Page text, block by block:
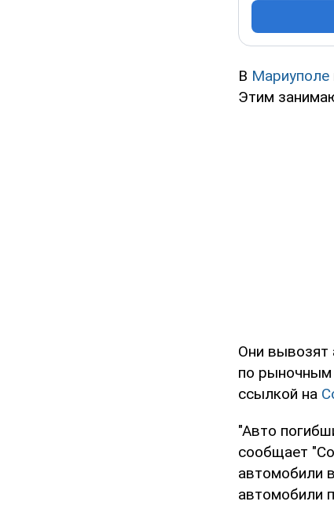
В Мариуполе
Этим
Они вывозят
по
ссылкой на
"Авто
сообщает
автомобили
автомобили